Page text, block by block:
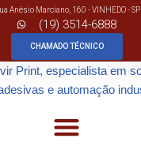
Anésio Marciano, 160 - VINHEDO - SP
(19) 3514-6888
CHAMADO TÉCNICO